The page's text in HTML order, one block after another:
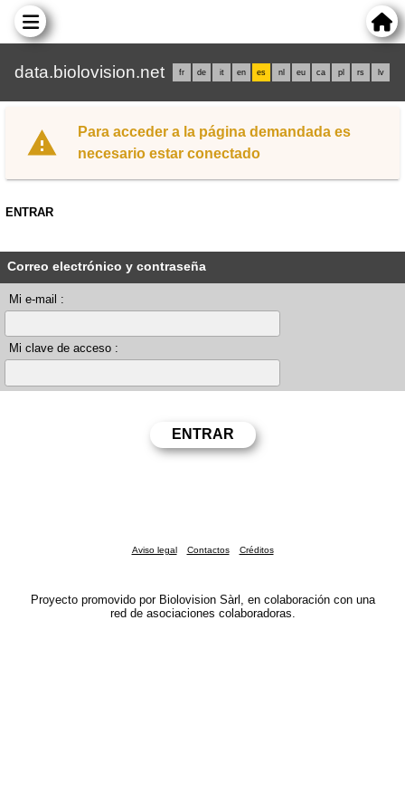
data.biolovision.net fr de it en es nl eu ca pl rs lv
Para acceder a la página demandada es
necesario estar conectado
ENTRAR
Correo electrónico y contraseña
Mi e-mail :
Mi clave de acceso :
Aviso legal Contactos Créditos
Proyecto promovido por Biolovision Sàrl, en colaboración con una
red de asociaciones colaboradoras.